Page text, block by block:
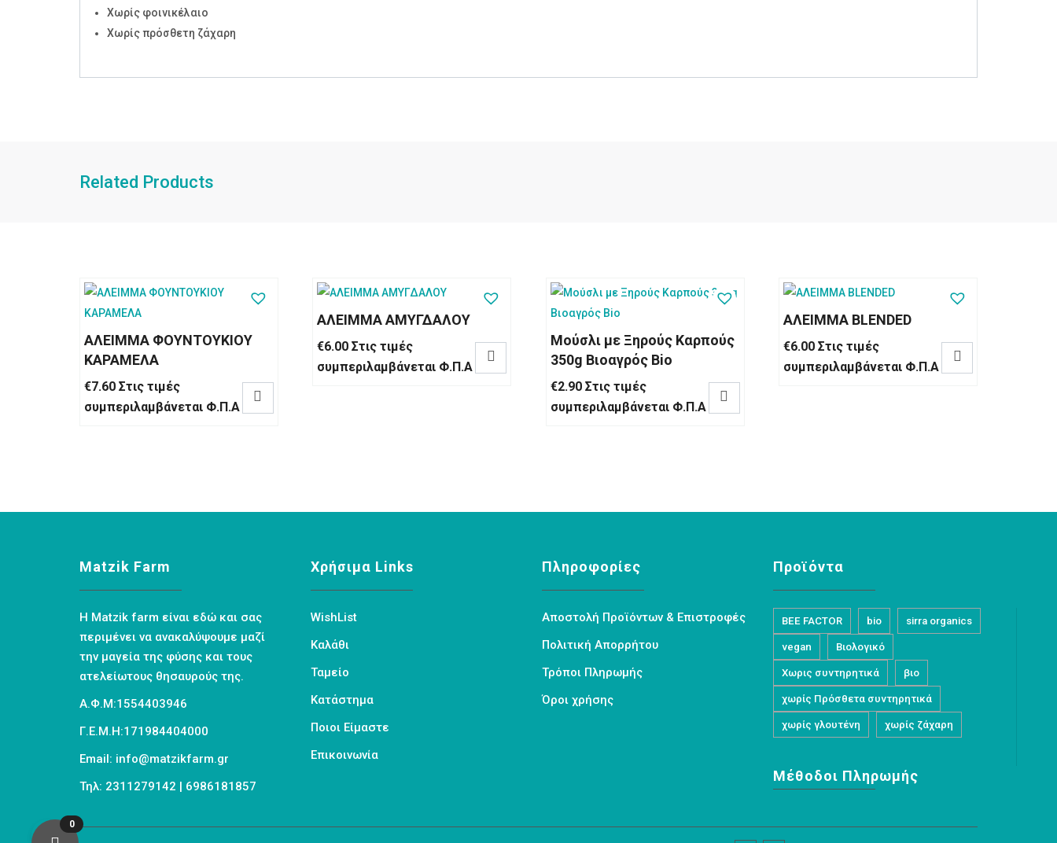
Χωρίς φοινικέλαιο
Χωρίς πρόσθετη ζάχαρη
Related Products
ΑΛΕΙΜΜΑ ΦΟΥΝΤΟΥΚΙΟΥ
ΚΑΡΑΜΕΛΑ
€7.60 Στις τιμές
συμπεριλαμβάνεται Φ.Π.Α

ΑΛΕΙΜΜΑ ΑΜΥΓΔΑΛΟΥ
€6.00 Στις τιμές
συμπεριλαμβάνεται Φ.Π.Α

Μούσλι με Ξηρούς Καρπούς
350g Βιοαγρός Bio
€2.90 Στις τιμές
συμπεριλαμβάνεται Φ.Π.Α

ΑΛΕΙΜΜΑ BLENDED
€6.00 Στις τιμές
συμπεριλαμβάνεται Φ.Π.Α

Matzik Farm
Η Matzik farm είναι εδώ και σας
περιμένει να ανακαλύψουμε μαζί
την μαγεία της φύσης και τους
ατελείωτους θησαυρούς της.
Α.Φ.Μ:1554403946
Γ.Ε.Μ.Η:171984404000
Email: info@matzikfarm.gr
Τηλ: 2311279142 | 6986181857
Χρήσιμα Links
WishList
Καλάθι
Ταμείο
Κατάστημα
Ποιοι Είμαστε
Επικοινωνία
Πληροφορίες
Αποστολή Προϊόντων & Επιστροφές
Πολιτική Απορρήτου
Τρόποι Πληρωμής
Όροι χρήσης
Προϊόντα
BEE FACTOR bio sirra organics
vegan Βιολογικό
Χωρις συντηρητικά βιο
χωρίς Πρόσθετα συντηρητικά
χωρίς γλουτένη χωρίς ζάχαρη
Μέθοδοι Πληρωμής
0